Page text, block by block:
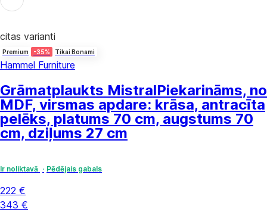
citas varianti
Premium -35% Tikai Bonami
Hammel Furniture
Grāmatplaukts MistralPiekarināms, no
MDF, virsmas apdare: krāsa, antracīta
pelēks, platums 70 cm, augstums 70
cm, dziļums 27 cm
Ir noliktavā Pēdējais gabals
222 €
343 €